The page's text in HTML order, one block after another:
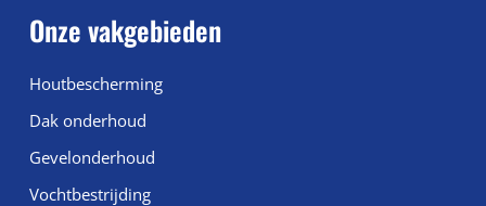
Onze vakgebieden
Houtbescherming
Dak onderhoud
Gevelonderhoud
Vochtbestrijding